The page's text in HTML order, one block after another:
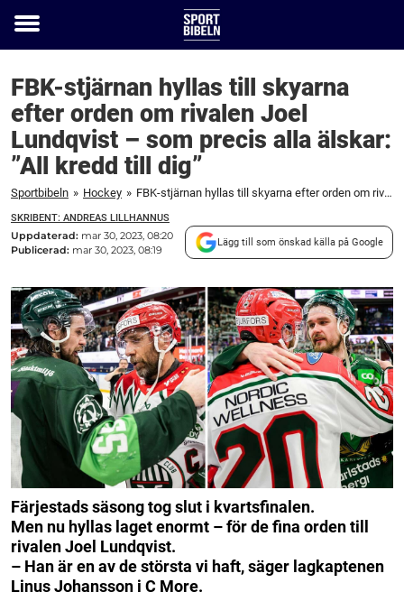
Toggle
FBK-stjärnan hyllas till skyarna
efter orden om rivalen Joel
Lundqvist – som precis alla älskar:
”All kredd till dig”
Sportbibeln » Hockey » FBK-stjärnan hyllas till skyarna efter orden om rivalen Joel Lundqvist – som precis alla älskar: ”All kredd till dig”
SKRIBENT: ANDREAS LILLHANNUS
Uppdaterad: mar 30, 2023, 08:20
Publicerad: mar 30, 2023, 08:19
Lägg till som önskad källa på Google
Färjestads säsong tog slut i kvartsfinalen.
Men nu hyllas laget enormt – för de fina orden till
rivalen Joel Lundqvist.
– Han är en av de största vi haft, säger lagkaptenen
Linus Johansson i C More.